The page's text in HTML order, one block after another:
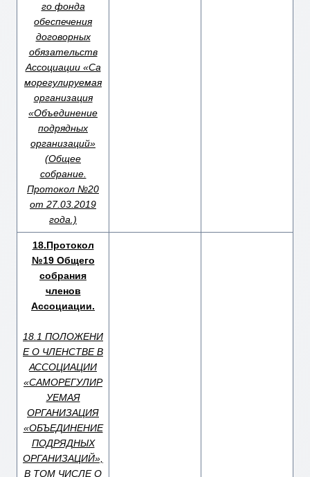
го фонда
обеспечения
договорных
обязательств
Ассоциации «Са
морегулируемая
организация
«Объединение
подрядных
организаций»
(Общее
собрание.
Протокол №20
от 27.03.2019
года.)
18.Протокол
№19 Общего
собрания
членов
Ассоциации.
18.1 ПОЛОЖЕНИ
Е О ЧЛЕНСТВЕ В
АССОЦИАЦИИ
«САМОРЕГУЛИР
УЕМАЯ
ОРГАНИЗАЦИЯ
«ОБЪЕДИНЕНИЕ
ПОДРЯДНЫХ
ОРГАНИЗАЦИЙ»,
В ТОМ ЧИСЛЕ О